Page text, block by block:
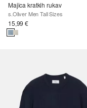
Majica kratkih rukav
s.Oliver Men Tall Sizes
15,99 €